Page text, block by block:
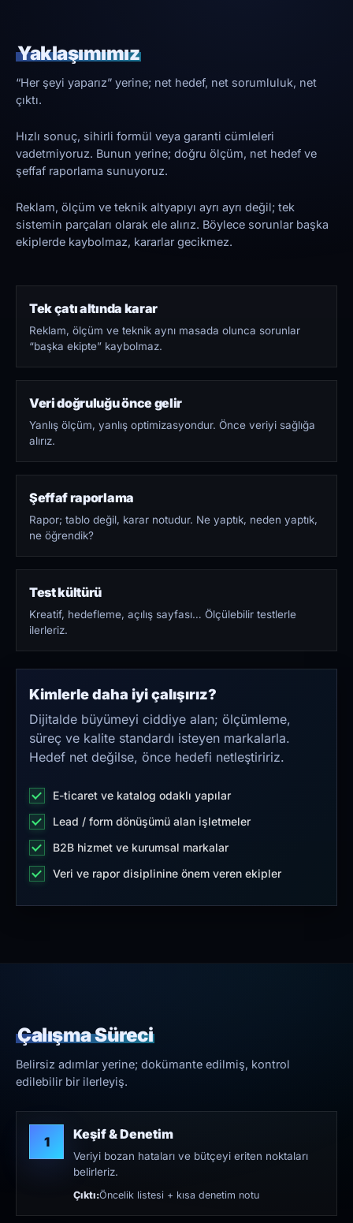
Yaklaşımımız
“Her şeyi yaparız” yerine; net hedef, net sorumluluk, net
çıktı.
Hızlı sonuç, sihirli formül veya garanti cümleleri
vadetmiyoruz. Bunun yerine; doğru ölçüm, net hedef ve
şeffaf raporlama sunuyoruz.
Reklam, ölçüm ve teknik altyapıyı ayrı ayrı değil; tek
sistemin parçaları olarak ele alırız. Böylece sorunlar başka
ekiplerde kaybolmaz, kararlar gecikmez.
Tek çatı altında karar
Reklam, ölçüm ve teknik aynı masada olunca sorunlar
“başka ekipte” kaybolmaz.
Veri doğruluğu önce gelir
Yanlış ölçüm, yanlış optimizasyondur. Önce veriyi sağlığa
alırız.
Şeffaf raporlama
Rapor; tablo değil, karar notudur. Ne yaptık, neden yaptık,
ne öğrendik?
Test kültürü
Kreatif, hedefleme, açılış sayfası… Ölçülebilir testlerle
ilerleriz.
Kimlerle daha iyi çalışırız?
Dijitalde büyümeyi ciddiye alan; ölçümleme,
süreç ve kalite standardı isteyen markalarla.
Hedef net değilse, önce hedefi netleştiririz.
E-ticaret ve katalog odaklı yapılar
Lead / form dönüşümü alan işletmeler
B2B hizmet ve kurumsal markalar
Veri ve rapor disiplinine önem veren ekipler
Çalışma Süreci
Belirsiz adımlar yerine; dokümante edilmiş, kontrol
edilebilir bir ilerleyiş.
1 Keşif & Denetim
Veriyi bozan hataları ve bütçeyi eriten noktaları
belirleriz.
Çıktı:Öncelik listesi + kısa denetim notu